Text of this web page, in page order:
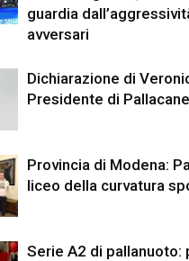
guardia
avversari
Dichiarazione di
Presidente di
Provincia di Modena:
liceo della curvatura
Serie A2 di pallanuoto: